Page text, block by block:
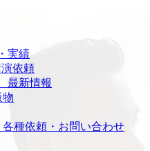
実績
依頼
最新情報
物
各種依頼・お問い合わせ